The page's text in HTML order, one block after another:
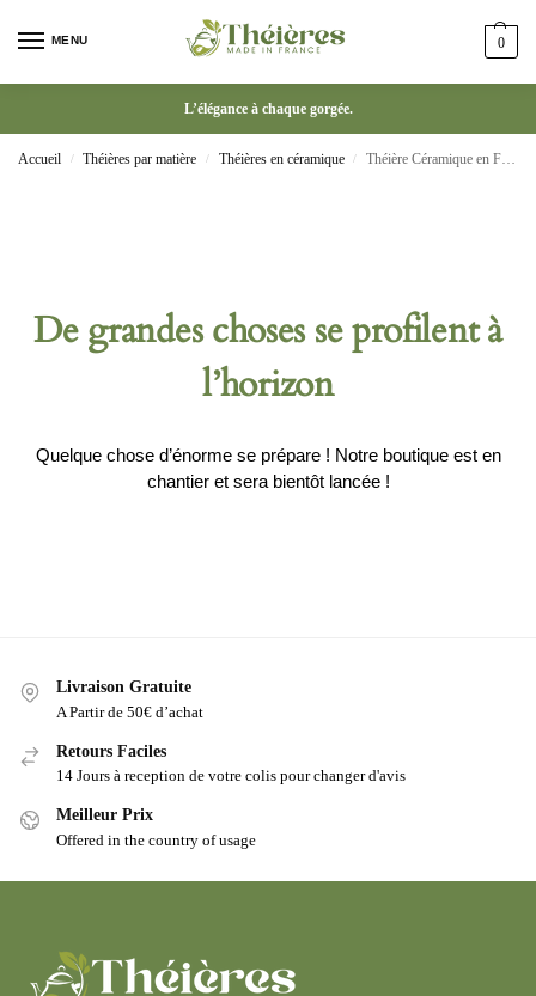
MENU 0
L’élégance à chaque gorgée.
Accueil / Théières par matière / Théières en céramique / Théière Céramique en Forme de Chat
De grandes choses se profilent à
l’horizon
Quelque chose d’énorme se prépare ! Notre boutique est en
chantier et sera bientôt lancée !
Livraison Gratuite
A Partir de 50€ d’achat
Retours Faciles
14 Jours à reception de votre colis pour changer d'avis
Meilleur Prix
Offered in the country of usage